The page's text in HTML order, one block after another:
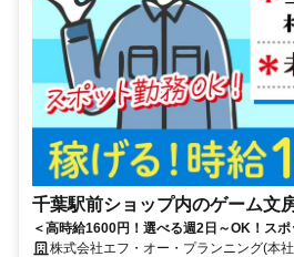
千葉駅前ショップ内のゲーム文
＜高時給1600円！選べる週2日～OK！ス
歩2分の好立地!!小型商品ばかりのコツコツ
株式会社エフ・オー・プランニング(本